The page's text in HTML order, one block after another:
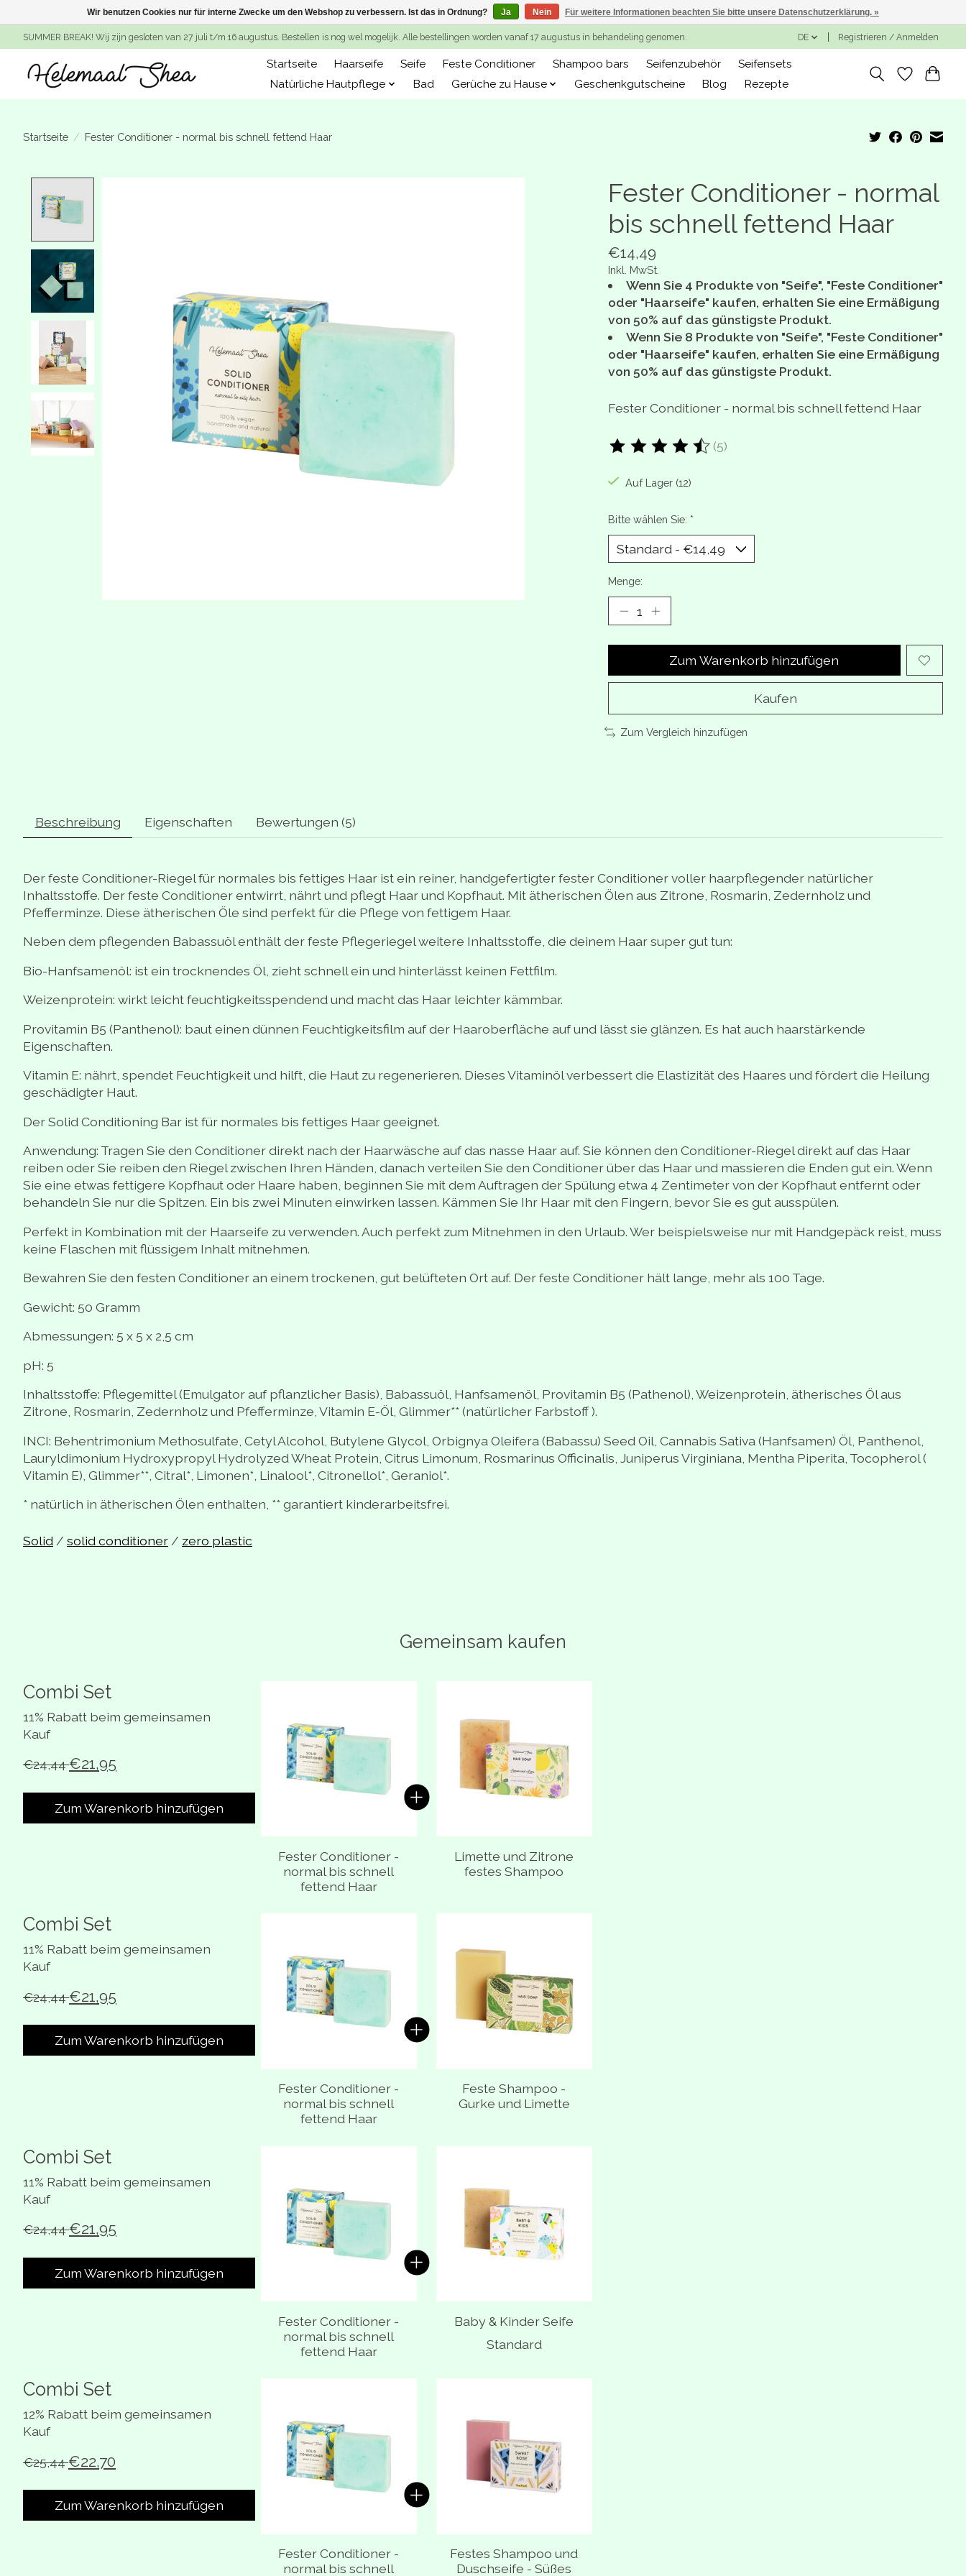
SUMMER BREAK! Wij zijn gesloten van 27 juli t/m 16 augustus. Bestellen is nog wel mogelijk. Alle bestellingen worden vanaf 17 augustus in behandeling genomen. DE Registrieren / Anmelden
Startseite Haarseife Seife Feste Conditioner Shampoo bars Seifenzubehör
Seifensets
Natürliche Hautpflege
Bad Gerüche zu Hause Geschenkgutscheine Blog Rezepte
Startseite / Fester Conditioner - normal bis schnell fettend Haar
Fester Conditioner - normal
bis schnell fettend Haar
€14,49
Inkl. MwSt.
Wenn Sie 4 Produkte von "Seife", "Feste Conditioner"
oder "Haarseife" kaufen, erhalten Sie eine Ermäßigung
von 50% auf das günstigste Produkt.
Wenn Sie 8 Produkte von "Seife", "Feste Conditioner"
oder "Haarseife" kaufen, erhalten Sie eine Ermäßigung
von 50% auf das günstigste Produkt.
Fester Conditioner - normal bis schnell fettend Haar
Die Bewertung dieses Produkts ist
(5)
Auf Lager (12)
Bitte wählen Sie: *
Menge:
Zum Warenkorb hinzufügen
Kaufen
Zum Vergleich hinzufügen
Beschreibung Eigenschaften Bewertungen (5)
Der feste Conditioner-Riegel für normales bis fettiges Haar ist ein reiner, handgefertigter fester Conditioner voller haarpflegender natürlicher
Inhaltsstoffe. Der feste Conditioner entwirrt, nährt und pflegt Haar und Kopfhaut. Mit ätherischen Ölen aus Zitrone, Rosmarin, Zedernholz und
Pfefferminze. Diese ätherischen Öle sind perfekt für die Pflege von fettigem Haar.
Neben dem pflegenden Babassuöl enthält der feste Pflegeriegel weitere Inhaltsstoffe, die deinem Haar super gut tun:
Bio-Hanfsamenöl: ist ein trocknendes Öl, zieht schnell ein und hinterlässt keinen Fettfilm.
Weizenprotein: wirkt leicht feuchtigkeitsspendend und macht das Haar leichter kämmbar.
Provitamin B5 (Panthenol): baut einen dünnen Feuchtigkeitsfilm auf der Haaroberfläche auf und lässt sie glänzen. Es hat auch haarstärkende
Eigenschaften.
Vitamin E: nährt, spendet Feuchtigkeit und hilft, die Haut zu regenerieren. Dieses Vitaminöl verbessert die Elastizität des Haares und fördert die Heilung
geschädigter Haut.
Der Solid Conditioning Bar ist für normales bis fettiges Haar geeignet.
Anwendung: Tragen Sie den Conditioner direkt nach der Haarwäsche auf das nasse Haar auf. Sie können den Conditioner-Riegel direkt auf das Haar
reiben oder Sie reiben den Riegel zwischen Ihren Händen, danach verteilen Sie den Conditioner über das Haar und massieren die Enden gut ein. Wenn
Sie eine etwas fettigere Kopfhaut oder Haare haben, beginnen Sie mit dem Auftragen der Spülung etwa 4 Zentimeter von der Kopfhaut entfernt oder
behandeln Sie nur die Spitzen. Ein bis zwei Minuten einwirken lassen. Kämmen Sie Ihr Haar mit den Fingern, bevor Sie es gut ausspülen.
Perfekt in Kombination mit der Haarseife zu verwenden. Auch perfekt zum Mitnehmen in den Urlaub. Wer beispielsweise nur mit Handgepäck reist, muss
keine Flaschen mit flüssigem Inhalt mitnehmen.
Bewahren Sie den festen Conditioner an einem trockenen, gut belüfteten Ort auf. Der feste Conditioner hält lange, mehr als 100 Tage.
Gewicht: 50 Gramm
Abmessungen: 5 x 5 x 2,5 cm
pH: 5
Inhaltsstoffe: Pflegemittel (Emulgator auf pflanzlicher Basis), Babassuöl, Hanfsamenöl, Provitamin B5 (Pathenol), Weizenprotein, ätherisches Öl aus
Zitrone, Rosmarin, Zedernholz und Pfefferminze, Vitamin E-Öl, Glimmer** (natürlicher Farbstoff ).
INCI: Behentrimonium Methosulfate, Cetyl Alcohol, Butylene Glycol, Orbignya Oleifera (Babassu) Seed Oil, Cannabis Sativa (Hanfsamen) Öl, Panthenol,
Lauryldimonium Hydroxypropyl Hydrolyzed Wheat Protein, Citrus Limonum, Rosmarinus Officinalis, Juniperus Virginiana, Mentha Piperita, Tocopherol (
Vitamin E), Glimmer**, Citral*, Limonen*, Linalool*, Citronellol*, Geraniol*.
* natürlich in ätherischen Ölen enthalten, ** garantiert kinderarbeitsfrei.
Solid / solid conditioner / zero plastic
Gemeinsam kaufen
Combi Set
11% Rabatt beim gemeinsamen
Kauf
€24,44€21,95
Zum Warenkorb hinzufügen
Fester Conditioner -
normal bis schnell
fettend Haar
Limette und Zitrone
festes Shampoo
Combi Set
11% Rabatt beim gemeinsamen
Kauf
€24,44€21,95
Zum Warenkorb hinzufügen
Fester Conditioner -
normal bis schnell
fettend Haar
Feste Shampoo -
Gurke und Limette
Combi Set
11% Rabatt beim gemeinsamen
Kauf
€24,44€21,95
Zum Warenkorb hinzufügen
Fester Conditioner -
normal bis schnell
fettend Haar
Baby & Kinder Seife
Standard
Combi Set
12% Rabatt beim gemeinsamen
Kauf
€25,44€22,70
Zum Warenkorb hinzufügen
Fester Conditioner -
normal bis schnell
Festes Shampoo und
Duschseife - Süßes
Wir benutzen Cookies nur für interne Zwecke um den Webshop zu verbessern. Ist das in Ordnung? Ja Nein Für weitere Informationen beachten Sie bitte unsere Datenschutzerklärung. »